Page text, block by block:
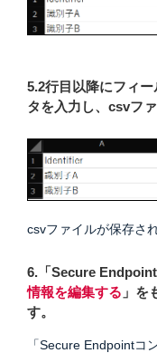
5.2行目以降にフィ
タを入力し、csvフ
csvファイルが保存され
6.「Secure
情報を編集する 」を
す。
「Secure Endpointコ